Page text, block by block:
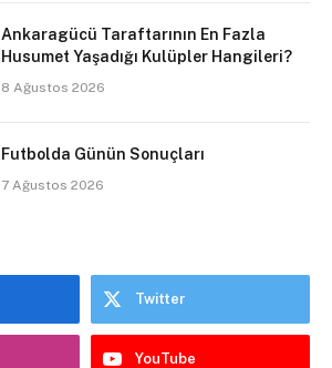
Ankaragücü Taraftarının En Fazla
Husumet Yaşadığı Kulüpler Hangileri?
8 Ağustos 2026
Futbolda Günün Sonuçları
7 Ağustos 2026
Twitter
YouTube